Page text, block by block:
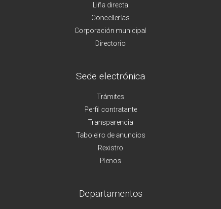
Liña directa
Concellerías
Corporación municipal
Directorio
Sede electrónica
Trámites
Perfil contratante
Transparencia
Taboleiro de anuncios
Rexistro
Plenos
Departamentos